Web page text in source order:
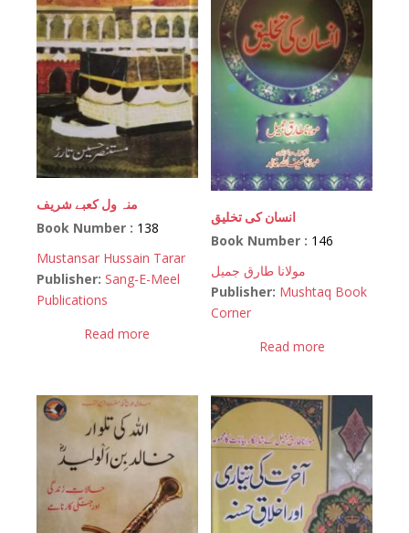
منہ ول کعبے شریف
Book Number : 138
Mustansar Hussain Tarar
Publisher: Sang-E-Meel
Publications
Read more
انسان کی تخلیق
Book Number : 146
مولانا طارق جمیل
Publisher: Mushtaq Book
Corner
Read more